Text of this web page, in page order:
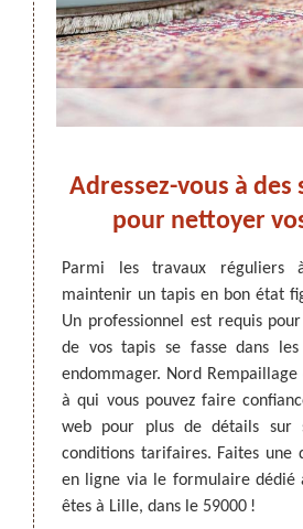
On vous rappelle
ARTISAN DEZITTER,
CANNAGE -
de
et
des
les
le et
Adressez-vous à des
pour nettoyer
Parmi les travaux réguliers
maintenir un tapis en bon état
Un professionnel est requis
de vos tapis se fasse dans
endommager. Nord
à qui vous pouvez faire
web pour plus de détails sur
conditions tarifaires. Faites une
en ligne via le formulaire dédié
êtes à Lille, dans le 59000 !